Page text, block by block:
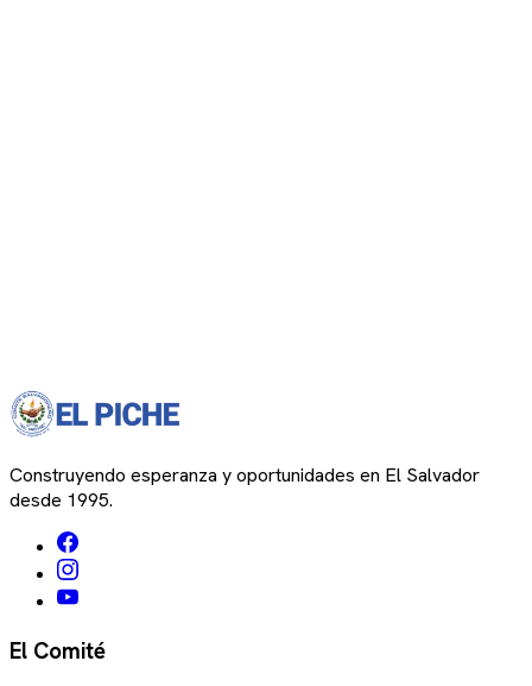
Construyendo esperanza y oportunidades en El Salvador
desde 1995.
El Comité